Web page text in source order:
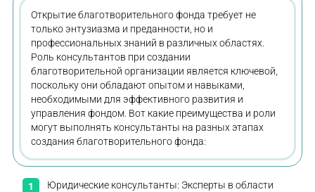
Открытие благотворительного фонда требует не
только энтузиазма и преданности, но и
профессиональных знаний в различных областях.
Роль консультантов при создании
благотворительной организации является ключевой,
поскольку они обладают опытом и навыками,
необходимыми для эффективного развития и
управления фондом. Вот какие преимущества и роли
могут выполнять консультанты на разных этапах
создания благотворительного фонда:
Юридические консультанты: Эксперты в области